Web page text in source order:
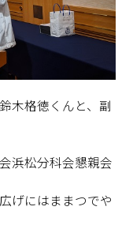
木格徳くんと、副
浜松分科会懇親会
げにはままつでや